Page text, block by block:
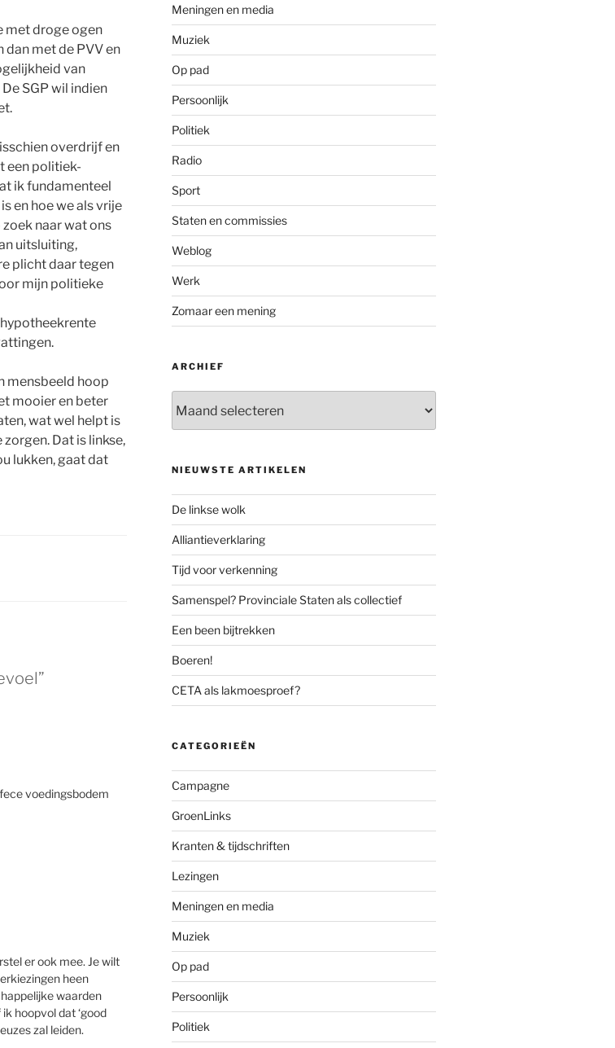
met droge ogen
met de PVV en
van
SGP wil indien
overdrijf en
een politiek-
ik fundamenteel
en hoe we als vrije
naar wat ons
uitsluiting,
plicht daar tegen
mijn politieke
mensbeeld hoop
mooier en beter
wat wel helpt is
Dat is linkse,
lukken, gaat dat
voedingsbodem
er ook mee. Je wilt
heen
waarden
hoopvol dat ‘good
zal leiden.
Meningen en media
Muziek
Op pad
Persoonlijk
Politiek
Radio
Sport
Staten en commissies
Weblog
Werk
Zomaar een mening
ARCHIEF
NIEUWSTE ARTIKELEN
De linkse wolk
Alliantieverklaring
Tijd voor verkenning
Samenspel? Provinciale Staten als collectief
Een been bijtrekken
Boeren!
CETA als lakmoesproef?
CATEGORIEËN
Campagne
GroenLinks
Kranten & tijdschriften
Lezingen
Meningen en media
Muziek
Op pad
Persoonlijk
Politiek